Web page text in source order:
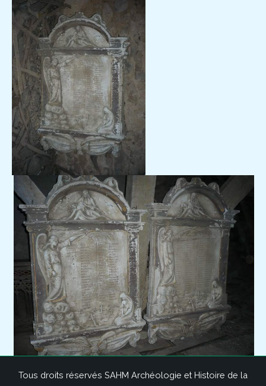
Tous droits réservés SAHM Archéologie et Histoire de la